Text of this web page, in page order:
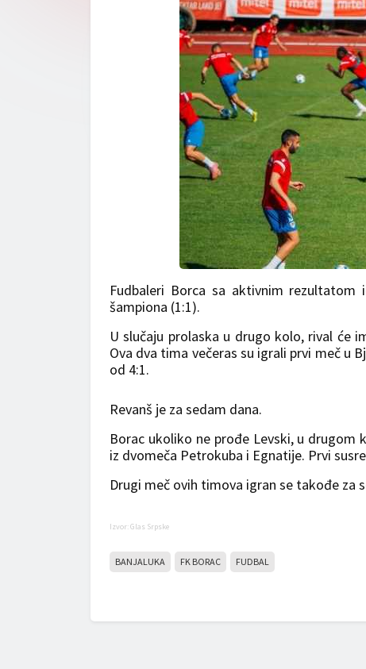
Fudbaleri Borca sa aktivnim
šampiona (1:1).
U slučaju prolaska u drugo kolo, rival će
Ova dva tima večeras su igrali prvi meč u
od 4:1.
Revanš je za sedam dana.
Borac ukoliko ne prođe Levski, u
iz dvomeča Petrokuba i Egnatije. Prvi
Drugi meč ovih timova igran se takođe za
Izvor: Glas Srpske
BANJALUKA FK BORAC FUDBAL